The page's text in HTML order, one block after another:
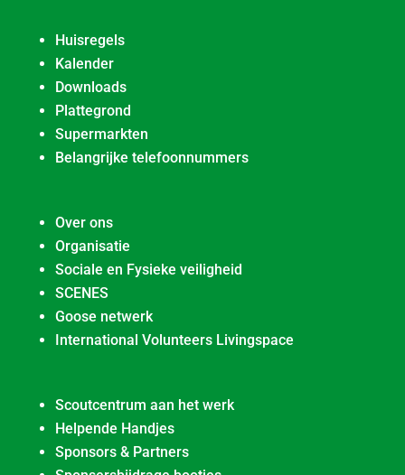
Huisregels
Kalender
Downloads
Plattegrond
Supermarkten
Belangrijke telefoonnummers
Over ons
Organisatie
Sociale en Fysieke veiligheid
SCENES
Goose netwerk
International Volunteers Livingspace
Scoutcentrum aan het werk
Helpende Handjes
Sponsors & Partners